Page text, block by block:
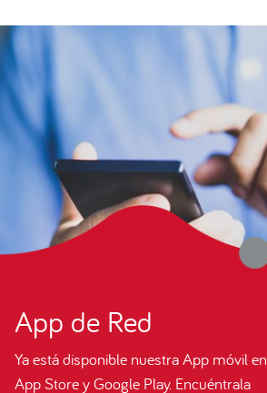
App de Red
Ya está disponible nuestra App móvil en
App Store y Google Play. Encuéntrala